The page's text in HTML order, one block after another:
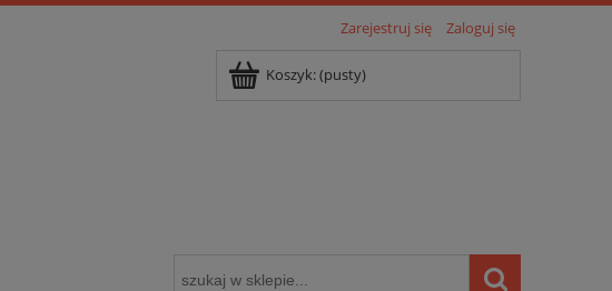
Zarejestruj się Zaloguj się
Koszyk:(pusty)